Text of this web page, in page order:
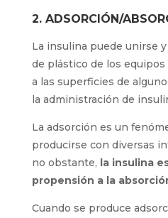
2. ADSORCIÓN/
La insulina puede unirse
de plástico de los
a las superficies de
la administración de
La adsorción es un
producirse con diversas
no obstante, la insulina
propensión a la
Cuando se produce